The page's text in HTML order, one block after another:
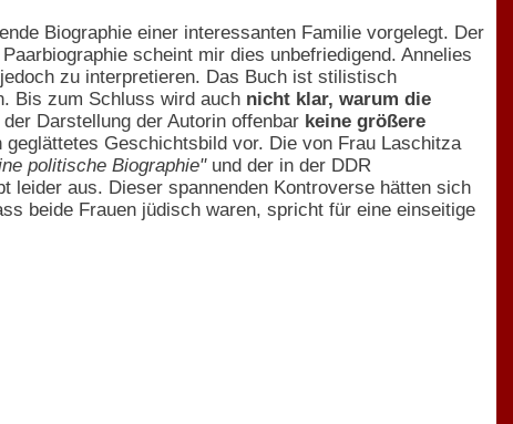
Biographie einer interessanten Familie vorgelegt. Der
scheint mir dies unbefriedigend. Annelies
zu interpretieren. Das Buch ist stilistisch
Bis zum Schluss wird auch nicht klar, warum die
Darstellung der Autorin offenbar keine größere
Geschichtsbild vor. Die von Frau Laschitza
politische Biographie"und der in der DDR
leider aus. Dieser spannenden Kontroverse hätten sich
beide Frauen jüdisch waren, spricht für eine einseitige